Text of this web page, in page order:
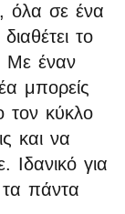
όλα σε ένα
το
Με έναν
μπορείς
τον κύκλο
και να
Ιδανικό για
τα πάντα